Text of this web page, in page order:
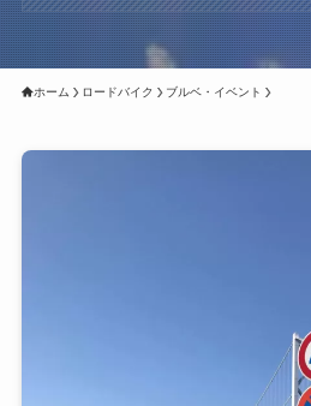
ホーム ロードバイク ブルベ・イベント